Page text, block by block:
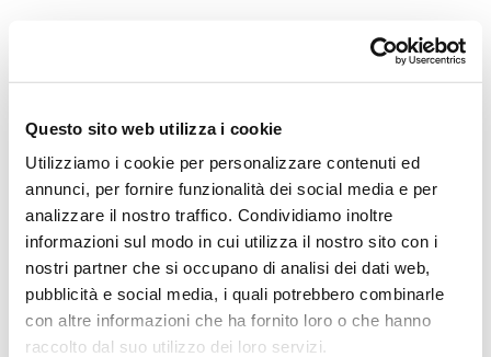
Questo sito web utilizza i cookie
Utilizziamo i cookie per personalizzare contenuti ed
annunci, per fornire funzionalità dei social media e per
analizzare il nostro traffico. Condividiamo inoltre
informazioni sul modo in cui utilizza il nostro sito con i
nostri partner che si occupano di analisi dei dati web,
pubblicità e social media, i quali potrebbero combinarle
con altre informazioni che ha fornito loro o che hanno
raccolto dal suo utilizzo dei loro servizi.
Direttore artistico
Professori D’Orchestra
La Storia
I Protagonisti
I Festival
Regolamento di Sala
Area Tecnica
Calendario
Cartellone
I Pomeriggi Musicali
Teatro Dal Verme
Biglietteria